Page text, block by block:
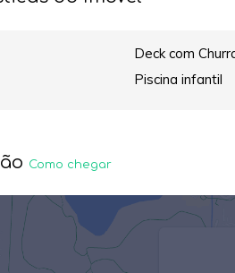
Deck com
Piscina infantil
Como chegar